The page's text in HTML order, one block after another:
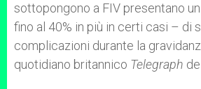
sottopongono a FIV presentano
fino al 40% in più in certi casi – di
complicazioni durante la
quotidiano britannico Telegraph